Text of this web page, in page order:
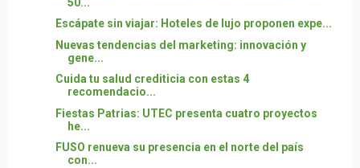
Escápate sin viajar: Hoteles de lujo proponen expe...
Nuevas tendencias del marketing: innovación y
gene...
Cuida tu salud crediticia con estas 4
recomendacio...
Fiestas Patrias: UTEC presenta cuatro proyectos
he...
FUSO renueva su presencia en el norte del país
con...